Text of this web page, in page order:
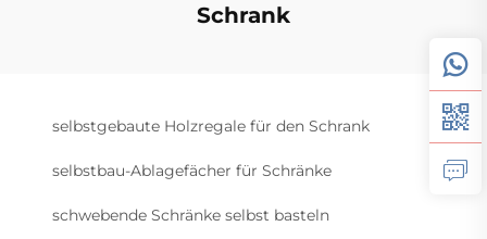
Schrank
selbstgebaute Holzregale für den Schrank
selbstbau-Ablagefächer für Schränke
schwebende Schränke selbst basteln